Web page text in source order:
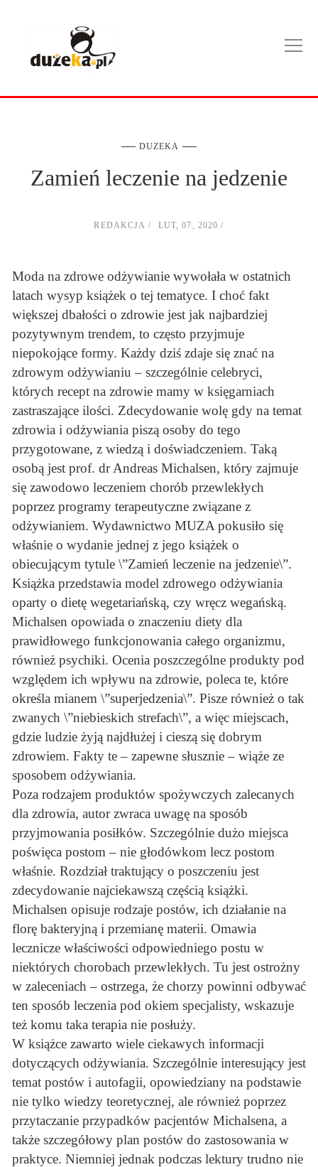
DUZEKA
Zamień leczenie na jedzenie
REDAKCJA LUT, 07, 2020
Moda na zdrowe odżywianie wywołała w ostatnich
latach wysyp książek o tej tematyce. I choć fakt
większej dbałości o zdrowie jest jak najbardziej
pozytywnym trendem, to często przyjmuje
niepokojące formy. Każdy dziś zdaje się znać na
zdrowym odżywianiu – szczególnie celebryci,
których recept na zdrowie mamy w księgarniach
zastraszające ilości. Zdecydowanie wolę gdy na temat
zdrowia i odżywiania piszą osoby do tego
przygotowane, z wiedzą i doświadczeniem. Taką
osobą jest prof. dr Andreas Michalsen, który zajmuje
się zawodowo leczeniem chorób przewlekłych
poprzez programy terapeutyczne związane z
odżywianiem. Wydawnictwo MUZA pokusiło się
właśnie o wydanie jednej z jego książek o
obiecującym tytule \”Zamień leczenie na jedzenie\”.
Książka przedstawia model zdrowego odżywiania
oparty o dietę wegetariańską, czy wręcz wegańską.
Michalsen opowiada o znaczeniu diety dla
prawidłowego funkcjonowania całego organizmu,
również psychiki. Ocenia poszczególne produkty pod
względem ich wpływu na zdrowie, poleca te, które
określa mianem \”superjedzenia\”. Pisze również o tak
zwanych \”niebieskich strefach\”, a więc miejscach,
gdzie ludzie żyją najdłużej i cieszą się dobrym
zdrowiem. Fakty te – zapewne słusznie – wiąże ze
sposobem odżywiania.
Poza rodzajem produktów spożywczych zalecanych
dla zdrowia, autor zwraca uwagę na sposób
przyjmowania posiłków. Szczególnie dużo miejsca
poświęca postom – nie głodówkom lecz postom
właśnie. Rozdział traktujący o poszczeniu jest
zdecydowanie najciekawszą częścią książki.
Michalsen opisuje rodzaje postów, ich działanie na
florę bakteryjną i przemianę materii. Omawia
lecznicze właściwości odpowiedniego postu w
niektórych chorobach przewlekłych. Tu jest ostrożny
w zaleceniach – ostrzega, że chorzy powinni odbywać
ten sposób leczenia pod okiem specjalisty, wskazuje
też komu taka terapia nie posłuży.
W książce zawarto wiele ciekawych informacji
dotyczących odżywiania. Szczególnie interesujący jest
temat postów i autofagii, opowiedziany na podstawie
nie tylko wiedzy teoretycznej, ale również poprzez
przytaczanie przypadków pacjentów Michalsena, a
także szczegółowy plan postów do zastosowania w
praktyce. Niemniej jednak podczas lektury trudno nie